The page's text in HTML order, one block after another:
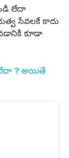
లేదా
సేవలకే కాదు
కూడా
? అయితే